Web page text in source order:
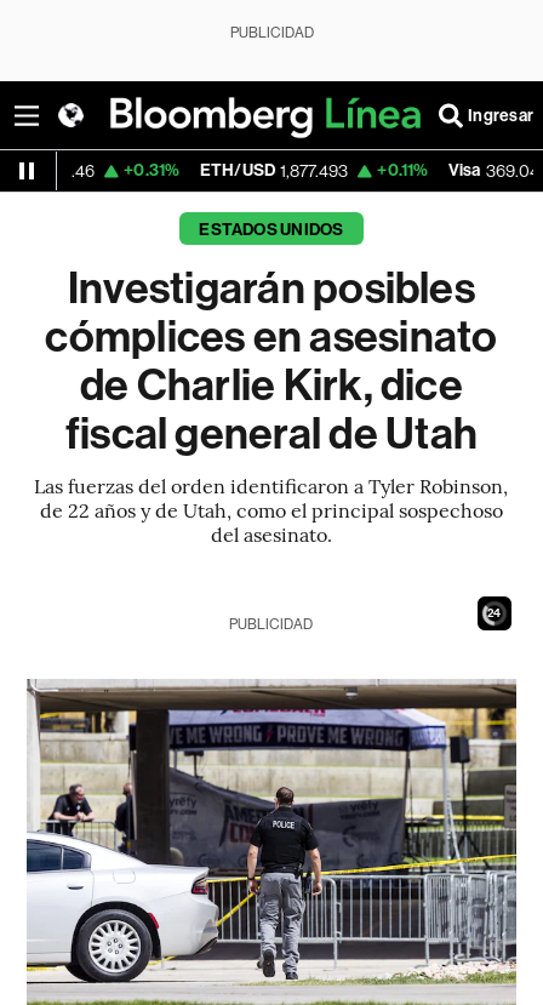
PUBLICIDAD
Ingresar
+0.31% ETH/USD 1,877.493 +0.11% Visa 369.04 -0.15%
ESTADOS UNIDOS
Investigarán posibles
cómplices en asesinato
de Charlie Kirk, dice
fiscal general de Utah
Las fuerzas del orden identificaron a Tyler Robinson,
de 22 años y de Utah, como el principal sospechoso
del asesinato.
22
PUBLICIDAD